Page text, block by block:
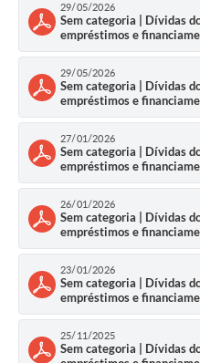
29/05/2026
Sem categoria | Dívidas
empréstimos e
29/05/2026
Sem categoria | Dívidas
empréstimos e
27/01/2026
Sem categoria | Dívidas
empréstimos e
26/01/2026
Sem categoria | Dívidas
empréstimos e
23/01/2026
Sem categoria | Dívidas
empréstimos e
25/11/2025
Sem categoria | Dívidas